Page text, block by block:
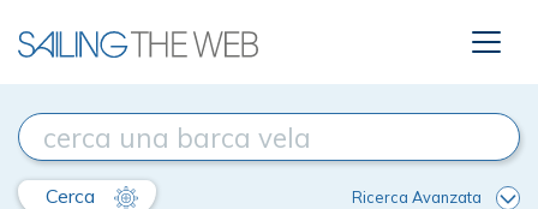
Cerca Ricerca Avanzata